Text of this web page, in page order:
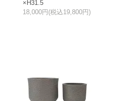
×H31.5
18,000円(税込19,800円)